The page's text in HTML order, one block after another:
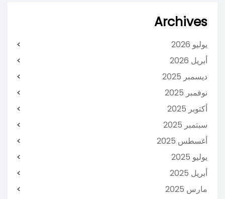
Archives
يوليو 2026
أبريل 2026
ديسمبر 2025
نوفمبر 2025
أكتوبر 2025
سبتمبر 2025
أغسطس 2025
يوليو 2025
أبريل 2025
مارس 2025